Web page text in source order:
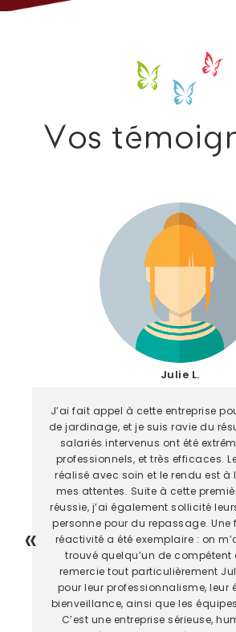
Vos
Julie L.
J’ai fait appel à cette entreprise
de jardinage, et je suis ravie du
salariés intervenus ont été
professionnels, et très efficaces.
réalisé avec soin et le rendu est à
mes attentes. Suite à cette
réussie, j’ai également sollicité
personne pour du repassage. Une
réactivité a été exemplaire : on
trouvé quelqu’un de compétent
remercie tout particulièrement
pour leur professionnalisme, leur
bienveillance, ainsi que les
C’est une entreprise sérieuse,